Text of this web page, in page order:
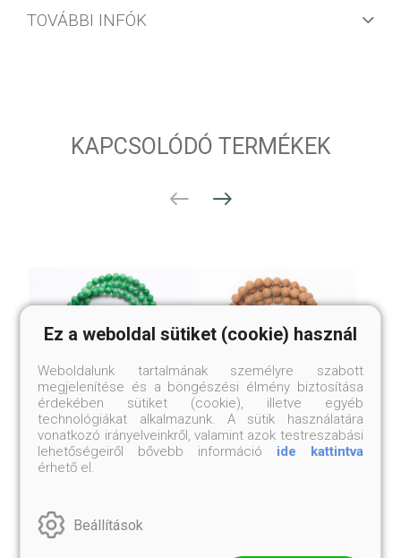
TOVÁBBI INFÓK
KAPCSOLÓDÓ TERMÉKEK
TIBETI JÁDE MALA BÓDHIFA MALA
Ez a weboldal sütiket (cookie) használ
Weboldalunk tartalmának személyre szabott
megjelenítése és a böngészési élmény biztosítása
érdekében sütiket (cookie), illetve egyéb
technológiákat alkalmazunk. A sütik használatára
vonatkozó irányelveinkről, valamint azok testreszabási
lehetőségeiről bővebb információ ide kattintva
érhető el.
Beállítások